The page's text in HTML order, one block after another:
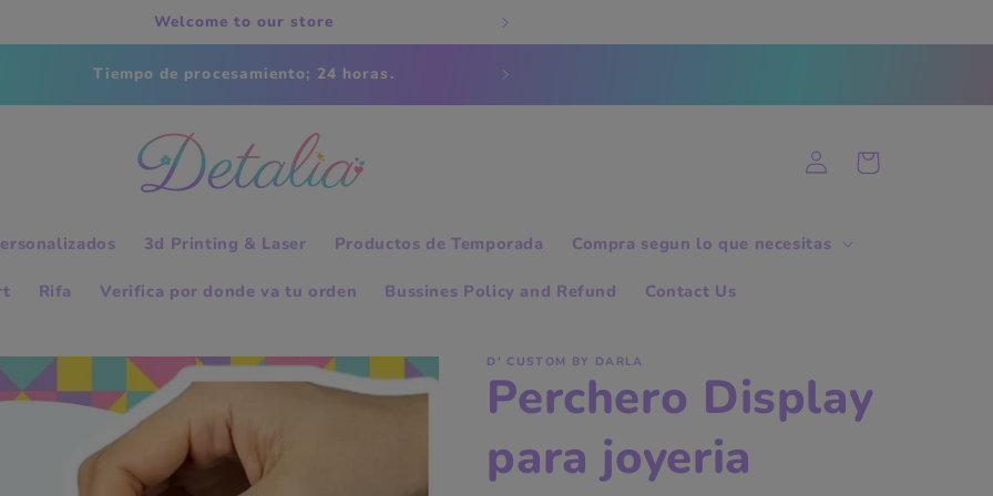
Welcome to our store
Tiempo de procesamiento; 24 horas.
3d Printing & Laser Productos de Temporada Compra segun lo que necesitas
Rifa Verifica por donde va tu orden Bussines Policy and Refund Contact Us
Log
in
Cart
D' CUSTOM BY DARLA
Perchero Display
para joyeria